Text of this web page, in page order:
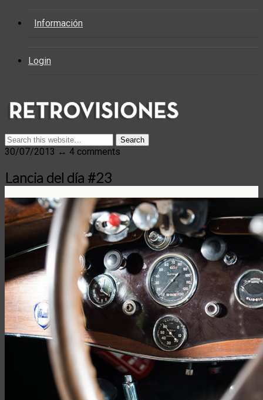
Información
Login
30/07/2013 ↔ 4 comments
Lancia del día #23